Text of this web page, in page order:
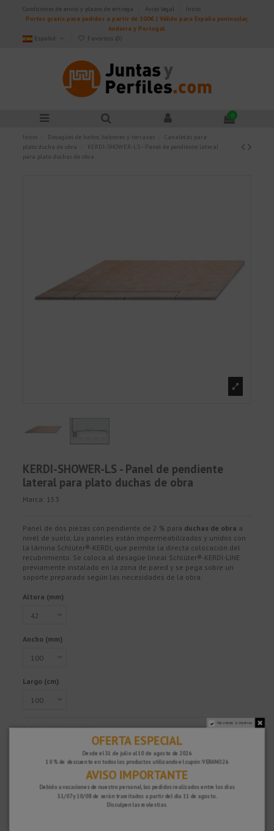
Condiciones de envío y plazos de entrega Aviso legal
Inicio
Portes gratis para pedidos a partir de 100€ | Válido para España peninsular,
Andorra y Portugal.
Español
Favoritos (0)
0
Inicio Desagües de baños, balcones y terrazas
Canaletas para
plato ducha de obra
KERDI-SHOWER-LS - Panel de pendiente lateral
para plato duchas de obra
KERDI-SHOWER-LS - Panel de pendiente
lateral para plato duchas de obra
Marca: 153
Panel de dos piezas con pendiente de 2 % para duchas de obra a
nivel de suelo. Los paneles están impermeabilizados y unidos con
la lámina Schlüter®-KERDI, que permite la directa colocación del
recubrimiento. Se coloca al desagüe lineal Schlüter®-KERDI-LINE
previamente instalado en la zona de pared y se pega sobre un
soporte preparado según las necesidades de la obra.
Altura (mm)
Ancho (mm)
Largo (cm)
Referencia KSL1000S
No volver a mostrar.
OFERTA ESPECIAL
Desde el 31 de julio al 10 de agosto de 2026
10 % de descuento en todos los productos utilizando el cupón: VERANO26
AVISO IMPORTANTE
Debido a vacaciones de nuestro personal, los pedidos realizados entre los días
31/07 y 10/08 de serán tramitados a partir del día 11 de agosto.
Disculpen las molestias.